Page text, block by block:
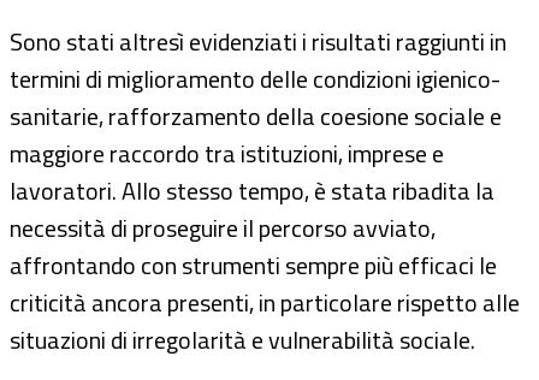
Sono stati altresì evidenziati i risultati raggiunti in
termini di miglioramento delle condizioni igienico-
sanitarie, rafforzamento della coesione sociale e
maggiore raccordo tra istituzioni, imprese e
lavoratori. Allo stesso tempo, è stata ribadita la
necessità di proseguire il percorso avviato,
affrontando con strumenti sempre più efficaci le
criticità ancora presenti, in particolare rispetto alle
situazioni di irregolarità e vulnerabilità sociale.